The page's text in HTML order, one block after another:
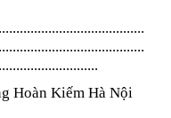
Hoàn Kiếm Hà Nội